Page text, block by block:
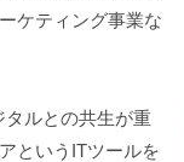
ケティング事業な
ルとの共生が重
というITツールを